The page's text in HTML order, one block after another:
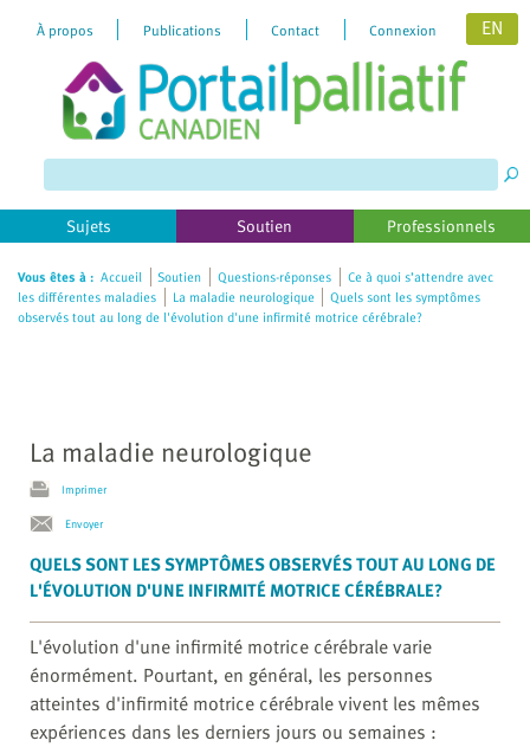
website
includes
an
accessibility
system.
À propos Publications Contact Connexion EN
Sujets Soutien Professionnels
Vous êtes à : Accueil Soutien Questions-réponses
Ce à quoi s’attendre avec
les différentes maladies
La maladie neurologique
Quels sont les symptômes
observés tout au long de l'évolution d'une infirmité motrice cérébrale?
La maladie neurologique
Imprimer
Envoyer
QUELS SONT LES SYMPTÔMES OBSERVÉS TOUT AU LONG DE
L'ÉVOLUTION D'UNE INFIRMITÉ MOTRICE CÉRÉBRALE?
L'évolution d'une infirmité motrice cérébrale varie
énormément. Pourtant, en général, les personnes
atteintes d'infirmité motrice cérébrale vivent les mêmes
expériences dans les derniers jours ou semaines :